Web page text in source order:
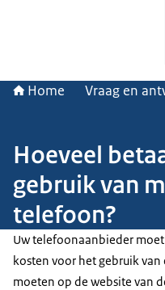
Home Vraag en
Hoeveel
gebruik van
telefoon?
Uw telefoonaanbieder
kosten voor het gebruik
moeten op de website van